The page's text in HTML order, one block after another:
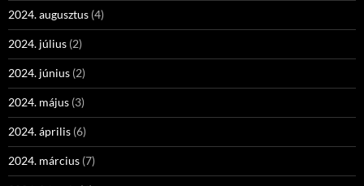
2024. augusztus (4)
2024. július (2)
2024. június (2)
2024. május (3)
2024. április (6)
2024. március (7)